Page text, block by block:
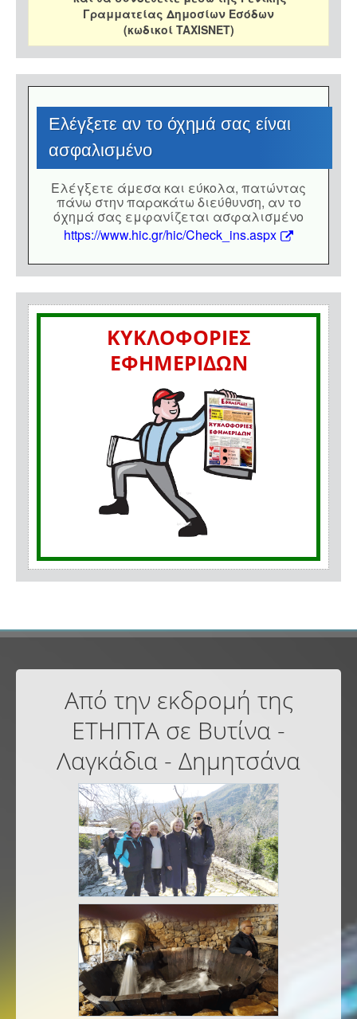
Γραμματείας Δημοσίων Εσόδων
(κωδικοί TAXISNET)
Eλέγξετε αν το όχημά σας είναι
ασφαλισμένο
Eλέγξετε άμεσα και εύκολα, πατώντας
πάνω στην παρακάτω διεύθυνση, αν το
όχημά σας εμφανίζεται ασφαλισμένο
https://www.hic.gr/hic/Check_ins.aspx
ΚΥΚΛΟΦΟΡΙΕΣ
ΕΦΗΜΕΡΙΔΩΝ
Από την εκδρομή της
ΕΤΗΠΤΑ σε Βυτίνα -
Λαγκάδια - Δημητσάνα